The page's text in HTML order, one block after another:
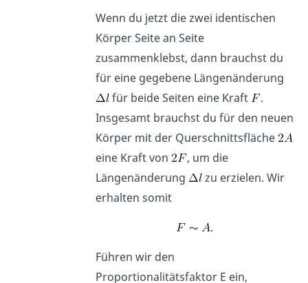
Wenn du jetzt die zwei identischen
Körper Seite an Seite
zusammenklebst, dann brauchst du
für eine gegebene Längenänderung
für beide Seiten eine Kraft
.
Insgesamt brauchst du für den neuen
Körper mit der Querschnittsfläche
eine Kraft von
, um die
Längenänderung
zu erzielen. Wir
erhalten somit
.
Führen wir den
Proportionalitätsfaktor E ein,